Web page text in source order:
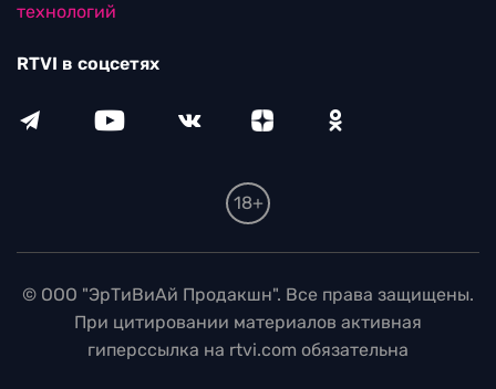
технологий
RTVI в соцсетях
18+
© ООО "ЭрТиВиАй Продакшн". Все права защищены.
При цитировании материалов активная
гиперссылка на rtvi.com обязательна